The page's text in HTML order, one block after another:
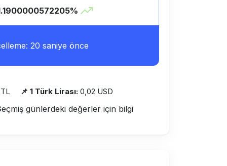
20 saniye önce
📌 1 Türk Lirası: 0,02 USD
günlerdeki değerler için bilgi